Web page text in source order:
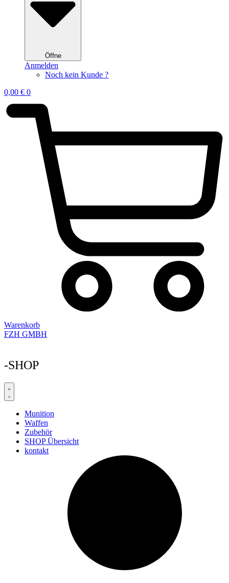
Öffne
Anmelden
Noch kein Kunde ?
0,00 € 0
Warenkorb
FZH GMBH
-SHOP
Munition
Waffen
Zubehör
SHOP Übersicht
kontakt